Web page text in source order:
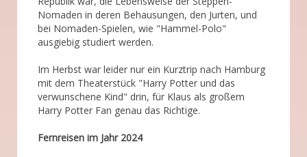
Nomaden in deren Behausungen, den Jurten, und
bei Nomaden-Spielen, wie "Hammel-Polo"
ausgiebig studiert werden.
Im Herbst war leider nur ein Kurztrip nach Hamburg
mit dem Theaterstück "Harry Potter und das
verwunschene Kind" drin, für Klaus als großem
Harry Potter Fan genau das Richtige.
Fernreisen im Jahr 2024